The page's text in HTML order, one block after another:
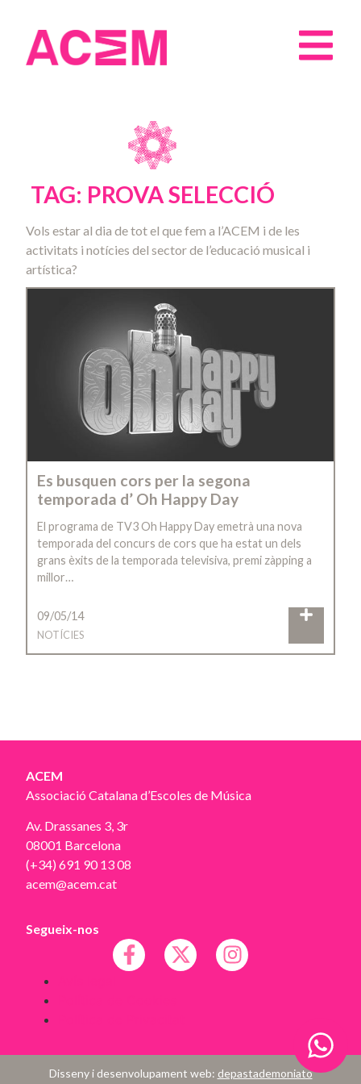
TAG: PROVA SELECCIÓ
Vols estar al dia de tot el que fem a l’ACEM i de les
activitats i notícies del sector de l’educació musical i
artística?
Es busquen cors per la segona
temporada d’ Oh Happy Day
El programa de TV3 Oh Happy Day emetrà una nova
temporada del concurs de cors que ha estat un dels
grans èxits de la temporada televisiva, premi zàpping a
millor…
09/05/14
NOTÍCIES
ACEM
Associació Catalana d’Escoles de Música
Av. Drassanes 3, 3r
08001 Barcelona
(+34) 691 90 13 08
acem@acem.cat
Segueix-nos
Disseny i desenvolupament web: depastademoniato